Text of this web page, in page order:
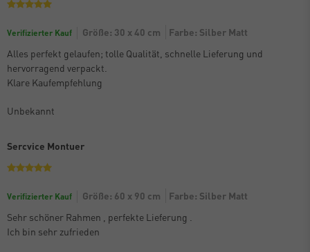
Verifizierter Kauf Größe: 30 x 40 cm
Farbe: Silber Matt
Alles perfekt gelaufen; tolle Qualität, schnelle Lieferung und
hervorragend verpackt.
Klare Kaufempfehlung
Unbekannt
Sercvice Montuer
Verifizierter Kauf Größe: 60 x 90 cm
Farbe: Silber Matt
Sehr schöner Rahmen , perfekte Lieferung .
Ich bin sehr zufrieden